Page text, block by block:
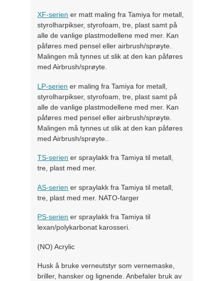
XF-serien er matt maling fra Tamiya for metall,
styrolharpikser, styrofoam, tre, plast samt på
alle de vanlige plastmodellene med mer. Kan
påføres med pensel eller airbrush/sprøyte.
Malingen må tynnes ut slik at den kan påføres
med Airbrush/sprøyte.
LP-serien er maling fra Tamiya for metall,
styrolharpikser, styrofoam, tre, plast samt på
alle de vanlige plastmodellene med mer. Kan
påføres med pensel eller airbrush/sprøyte.
Malingen må tynnes ut slik at den kan påføres
med Airbrush/sprøyte..
TS-serien er spraylakk fra Tamiya til metall,
tre, plast med mer.
AS-serien er spraylakk fra Tamiya til metall,
tre, plast med mer. NATO-farger
PS-serien er spraylakk fra Tamiya til
lexan/polykarbonat karosseri.
(NO) Acrylic
Husk å bruke verneutstyr som vernemaske,
briller, hansker og lignende. Anbefaler bruk av